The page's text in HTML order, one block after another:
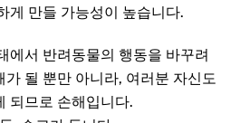
게 만들 가능성이 높습니다.
에서 반려동물의 행동을 바꾸려
될 뿐만 아니라, 여러분 자신도
되므로 손해입니다.